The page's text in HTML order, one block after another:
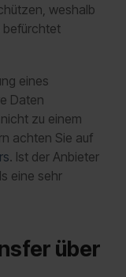
weshalb
befürchtet
eines
Daten
zu einem
achten Sie auf
. Ist der Anbieter
eine sehr
über